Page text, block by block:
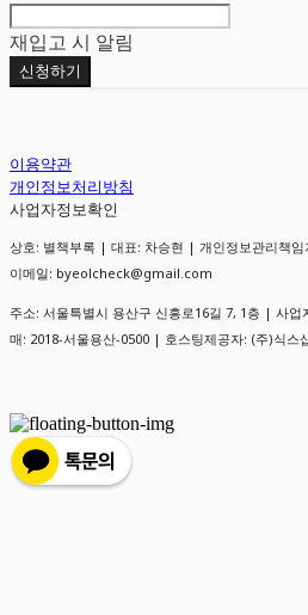
재입고 시 알림
신청하기
이용약관
개인정보처리방침
사업자정보확인
상호: 별책부록 | 대표: 차승현 | 개인정보관리책
이메일: byeolcheck@gmail.com
주소: 서울특별시 용산구 신흥로16길 7, 1층 | 사업
매: 2018-서울용산-0500 | 호스팅제공자: (주)식스